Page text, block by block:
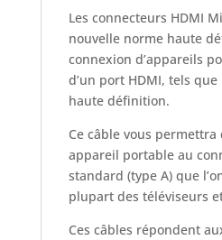
Les connecteurs HDMI
nouvelle norme haute
connexion d’appareils
d’un port HDMI, tels que
haute définition.
Ce câble vous
appareil portable au
standard (type A) que
plupart des téléviseurs
Ces câbles répondent